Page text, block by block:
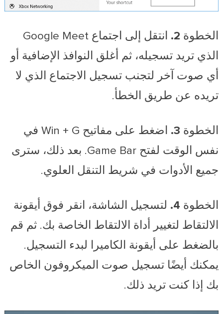
الخطوة 2.
انتقل إلى اجتماع Google Meet
الذي تريد تسجيله، ثم أغلق النوافذ الإضافية أو
أي صوت آخر لتجنب تسجيل الاجتماع الذي لا
تريده عن طريق الخطأ.
الخطوة 3.
اضغط على مفاتيح Win + G في
نفس الوقت لفتح Game Bar. بعد ذلك، سترى
جميع الأدوات في شريط التنقل العلوي.
الخطوة 4.
لتسجيل الشاشة، انقر فوق أيقونة
الالتقاط لتغيير أداة الالتقاط الخاصة بك. ثم قم
بالضغط على أيقونة الكاميرا لبدء التسجيل.
يمكنك أيضًا تسجيل صوت الميكروفون الخاص
بك إذا كنت تريد ذلك.